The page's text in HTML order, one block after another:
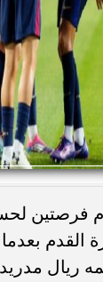
فرصتين
القدم
ريال